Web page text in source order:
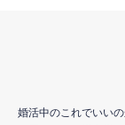
婚活中のこれでいい